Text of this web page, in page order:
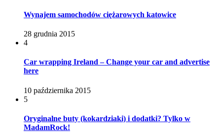
Wynajem samochodów ciężarowych katowice
28 grudnia 2015
4
Car wrapping Ireland – Change your car and advertise
here
10 października 2015
5
Oryginalne buty (kokardziaki) i dodatki? Tylko w
MadamRock!